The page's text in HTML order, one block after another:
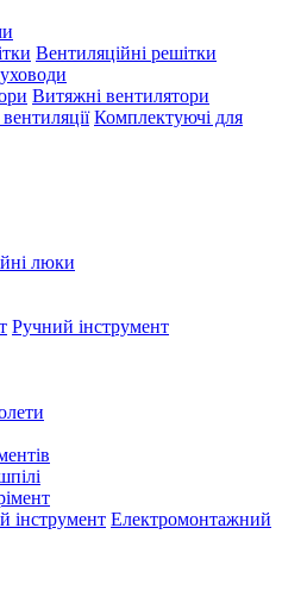
Вентиляційні решітки
Витяжні вентилятори
Комплектуючі для
люки
Ручний інструмент
Електромонтажний